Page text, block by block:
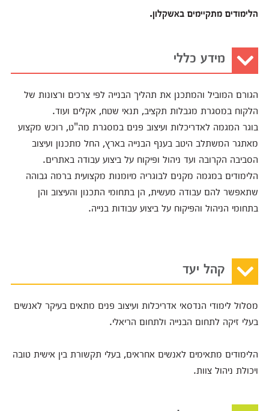
הלימודים מתקיימים באשקלון.
מידע כללי
הגורם המוביל והמתכנן את תהליך הבנייה לפי צרכים ורצונות של
הלקוח במסגרת מגבלות תקציב, תנאי שטח, אקלים ועוד.
בוגר המגמה לאדריכלות ועיצוב פנים במסגרת מה"ט, רוכש מקצוע
מאתגר המשתלב היטב בענף הבנייה בארץ, החל מתכנון ועיצוב
הסביבה הקרובה ועד ניהול ופיקוח על ביצוע עבודה באתרים.
הלימודים במגמה מקנים לבוגריה מיומנות מקצועית ברמה גבוהה
שתאפשר להם עבודה מעשית, הן בתחומי התכנון והעיצוב והן
בתחומי הניהול והפיקוח על ביצוע עבודות בנייה.
קהל יעד
מסלול לימודי הנדסאי אדריכלות ועיצוב פנים מתאים בעיקר לאנשים
בעלי זיקה לתחום הבנייה ולתחום הריאלי.
הלימודים מתאימים לאנשים אחראים, בעלי תקשורת בין אישית טובה
ויכולת ניהול צוות. ​